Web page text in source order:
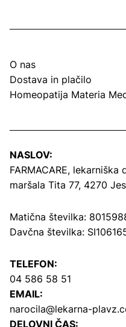
O nas
Dostava in plačilo
Homeopatija Materia
NASLOV:
FARMACARE, lekarniška
maršala Tita 77, 4270
Matična številka:
Davčna številka:
TELEFON:
04 586 58 51
EMAIL:
narocila@lekarna-
DELOVNI ČAS: